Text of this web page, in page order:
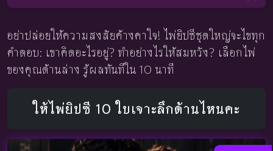
อย่าปล่อยให้ความสงสัยค้างคาใจ! ไพ่ยิปซีชุดใหญ่จะไขทุก
คำตอบ: เขาคิดอะไรอยู่? ทำอย่างไรให้สมหวัง? เลือกไพ่
ของคุณด้านล่าง รู้ผลทันทีใน 10 นาที
ให้ไพ่ยิปซี 10 ใบเจาะลึกด้านไหนคะ